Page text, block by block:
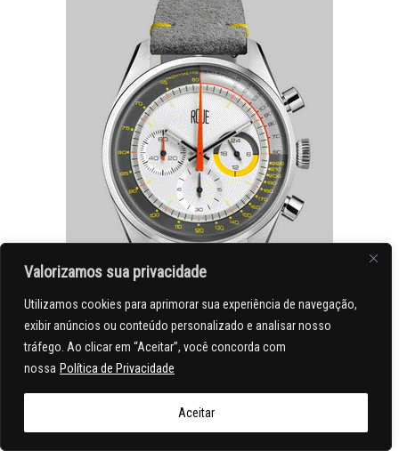
Valorizamos sua privacidade
Utilizamos cookies para aprimorar sua experiência de navegação,
exibir anúncios ou conteúdo personalizado e analisar nosso
tráfego. Ao clicar em “Aceitar”, você concorda com
nossa Política de Privacidade
Aceitar